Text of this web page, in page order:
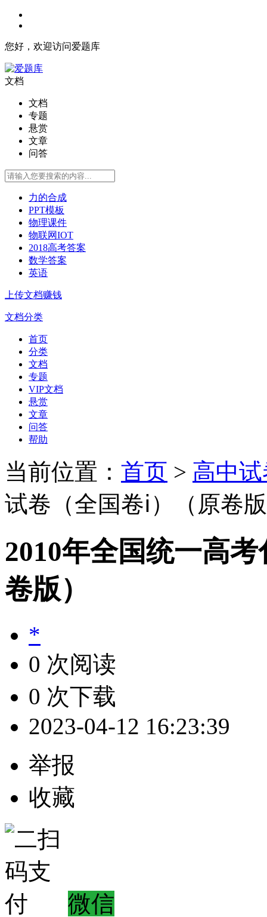
您好，欢迎访问爱题库
文档
文档
专题
悬赏
文章
问答
力的合成
PPT模板
物理课件
物联网IOT
2018高考答案
数学答案
英语
上传文档赚钱
文档分类
首页
分类
文档
专题
VIP文档
悬赏
文章
问答
帮助
当前位置： 首页 > 高中
试卷（全国卷ⅰ）（原卷
2010年全国统一高
卷版）
*
0 次阅读
0 次下载
2023-04-12 16:23:39
举报
收藏
微信